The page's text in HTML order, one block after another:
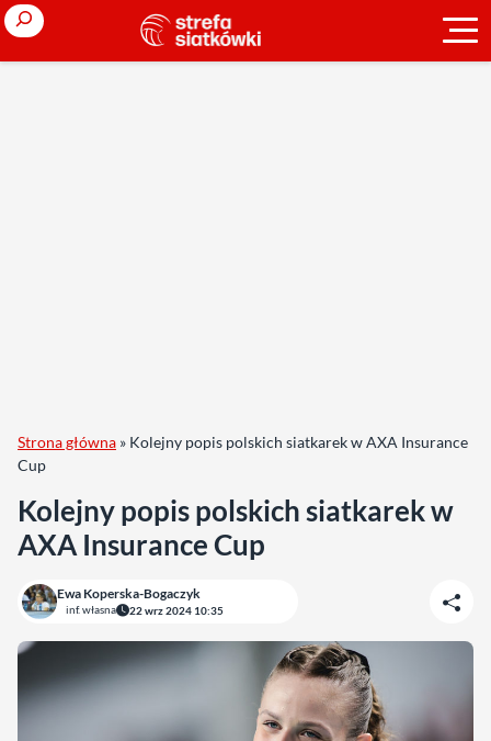
Search
Strona główna » Kolejny popis polskich siatkarek w AXA Insurance
Cup
Kolejny popis polskich siatkarek w
AXA Insurance Cup
Ewa Koperska-Bogaczyk
inf. własna 22 wrz 2024 10:35